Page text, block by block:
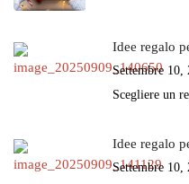
Idee regalo
Settembre 10,
Scegliere un
Idee regalo
Settembre 10,